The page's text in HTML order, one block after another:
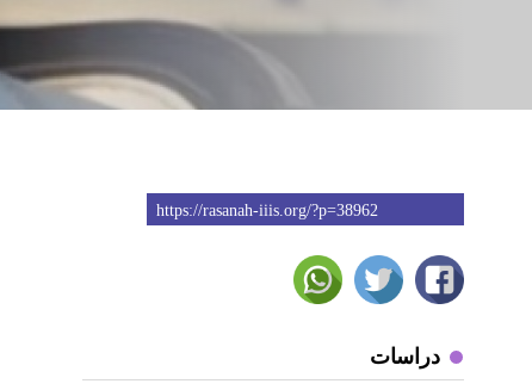
https://rasanah-iiis.org/?p=38962
دراسات